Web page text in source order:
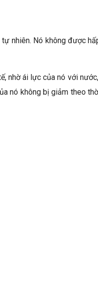
nhiên. Nó không được
nhờ ái lực của nó với
nó không bị giảm theo